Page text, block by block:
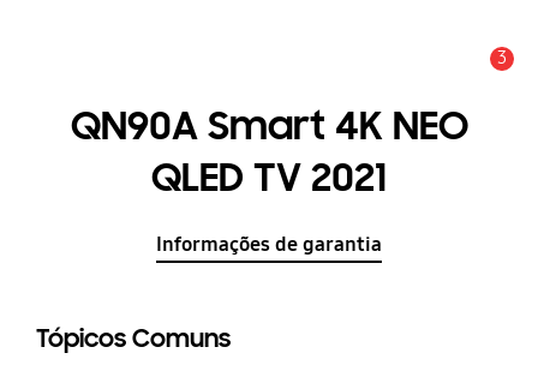
3
QN90A Smart 4K NEO
QLED TV 2021
Informações de garantia
Tópicos Comuns